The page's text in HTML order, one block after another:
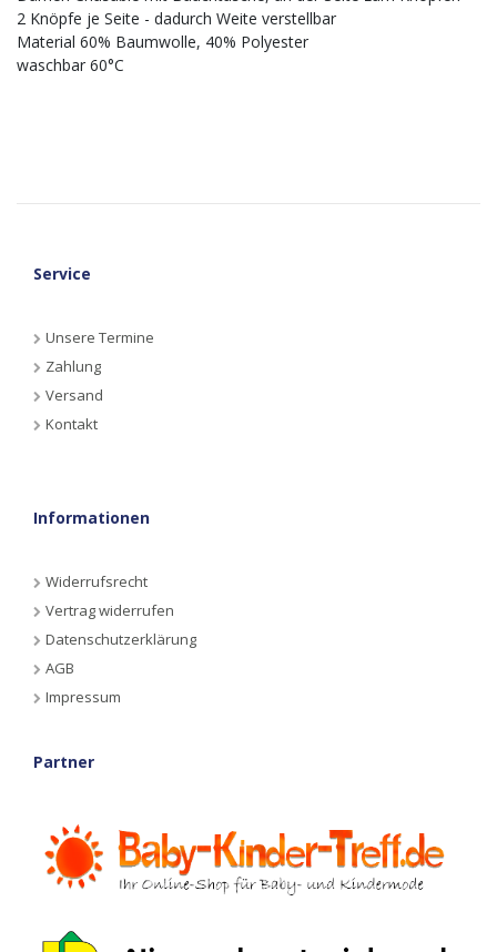
2 Knöpfe je Seite - dadurch Weite verstellbar
Material 60% Baumwolle, 40% Polyester
waschbar 60°C
Service
Unsere Termine
Zahlung
Versand
Kontakt
Informationen
Widerrufsrecht
Vertrag widerrufen
Datenschutzerklärung
AGB
Impressum
Partner